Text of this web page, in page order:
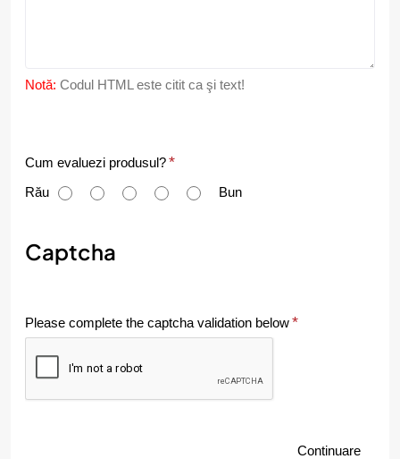
Notă: Codul HTML este citit ca şi text!
C
u
e
l
e
Cum evaluezi produsul?
Rău
Bun
Captcha
Please complete the captcha validation below
Continuare